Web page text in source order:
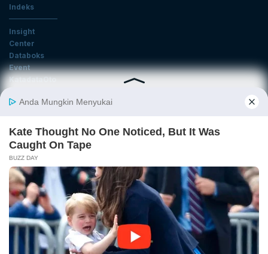
Indeks
Insight
Center
Databoks
Event
KatadataOto
Email
Tentang Katadata Advertising
Pedoman Media Siber
Kebijakan Privasi
Disclaimer
Hubungi Kami
©2026 Katadata. Hak cipta dilindungi Undang-undang.